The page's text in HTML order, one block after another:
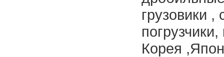
грузовики ,
Корея